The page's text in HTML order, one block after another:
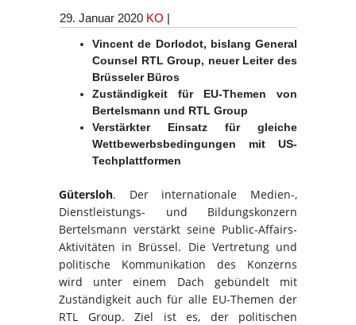
29. Januar 2020 KO |
Vincent de Dorlodot, bislang General
Counsel RTL Group, neuer Leiter des
Brüsseler Büros
Zuständigkeit für EU-Themen von
Bertelsmann und RTL Group
Verstärkter Einsatz für gleiche
Wettbewerbsbedingungen mit US-
Techplattformen
Gütersloh. Der internationale Medien-,
Dienstleistungs- und Bildungskonzern
Bertelsmann verstärkt seine Public-Affairs-
Aktivitäten in Brüssel. Die Vertretung und
politische Kommunikation des Konzerns
wird unter einem Dach gebündelt mit
Zuständigkeit auch für alle EU-Themen der
RTL Group. Ziel ist es, der politischen